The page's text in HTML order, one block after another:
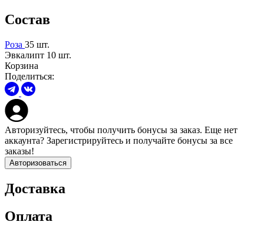
Состав
Роза 35 шт.
Эвкалипт 10 шт.
Корзина
Поделиться:
Авторизуйтесь, чтобы получить бонусы за заказ. Еще нет
аккаунта? Зарегистрируйтесь и получайте бонусы за все
заказы!
Авторизоваться
Доставка
Оплата